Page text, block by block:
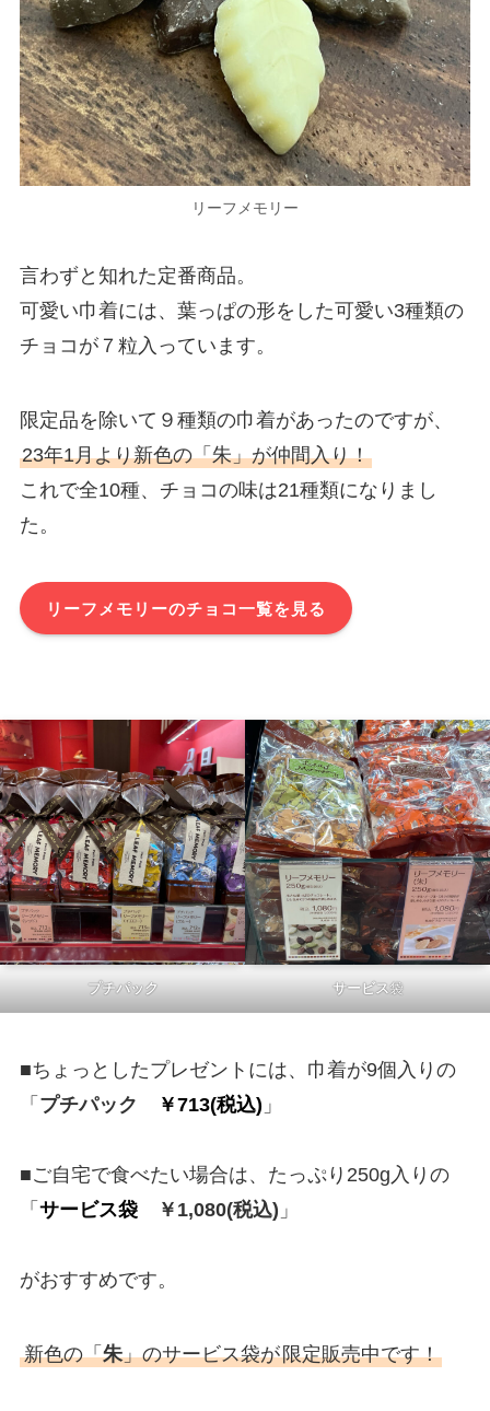
リーフメモリー
言わずと知れた定番商品。
可愛い巾着には、葉っぱの形をした可愛い3種類の
チョコが７粒入っています。
限定品を除いて９種類の巾着があったのですが、
23年1月より新色の「朱」が仲間入り！
これで全10種、チョコの味は21種類になりまし
た。
リーフメモリーのチョコ一覧を見る
プチパック サービス袋
■ちょっとしたプレゼントには、巾着が9個入りの
「 プチパック ￥713(税込) 」
■ご自宅で食べたい場合は、たっぷり250g入りの
「 サービス袋￥1,080(税込) 」
がおすすめです。
新色の「朱」のサービス袋が限定販売中です！